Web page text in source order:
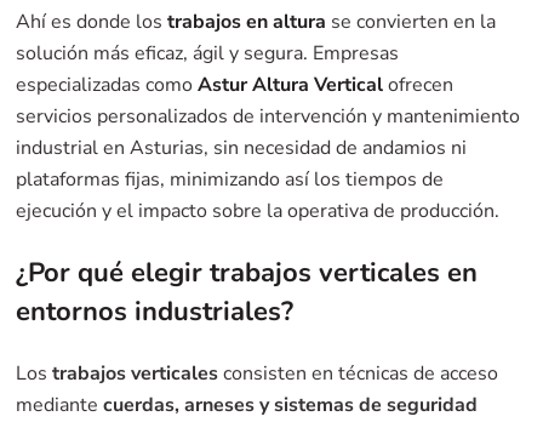
Ahí es donde lostrabajos en altura se convierten en la
solución más eficaz, ágil y segura. Empresas
especializadas comoAstur Altura Vertical ofrecen
servicios personalizados de intervención y mantenimiento
industrial en Asturias, sin necesidad de andamios ni
plataformas fijas, minimizando así los tiempos de
ejecución y el impacto sobre la operativa de producción.
¿Por qué elegir trabajos verticales en
entornos industriales?
Lostrabajos verticalesconsisten en técnicas de acceso
mediantecuerdas, arneses y sistemas de seguridad